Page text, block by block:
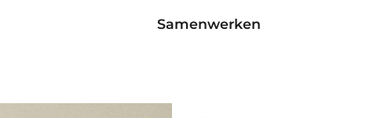
Samenwerken